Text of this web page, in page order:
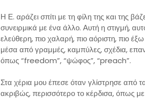
Η Ε. αράζει σπίτι με τη φίλη της και της
συνειρμικά με ένα άλλο. Αυτή η στιγμή,
ελεύθερη, πιο χαλαρή, πιο αόριστη, πιο
μέσα από γραμμές, καμπύλες, σχέδια,
όπως “freedom”, “ψώφος”, “preach”.
Στα χέρια μου έπεσε όταν γλίστρησε από
ακριβώς, περισσότερο το κέρδισα, όπως